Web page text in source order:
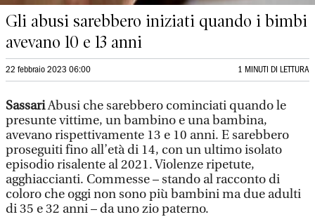
Gli abusi sarebbero iniziati quando i bimbi
avevano 10 e 13 anni
22 febbraio 2023 06:00 1 MINUTI DI LETTURA
SassariAbusi che sarebbero cominciati quando le
presunte vittime, un bambino e una bambina,
avevano rispettivamente 13 e 10 anni. E sarebbero
proseguiti fino all’età di 14, con un ultimo isolato
episodio risalente al 2021. Violenze ripetute,
agghiaccianti. Commesse – stando al racconto di
coloro che oggi non sono più bambini ma due adulti
di 35 e 32 anni – da uno zio paterno.